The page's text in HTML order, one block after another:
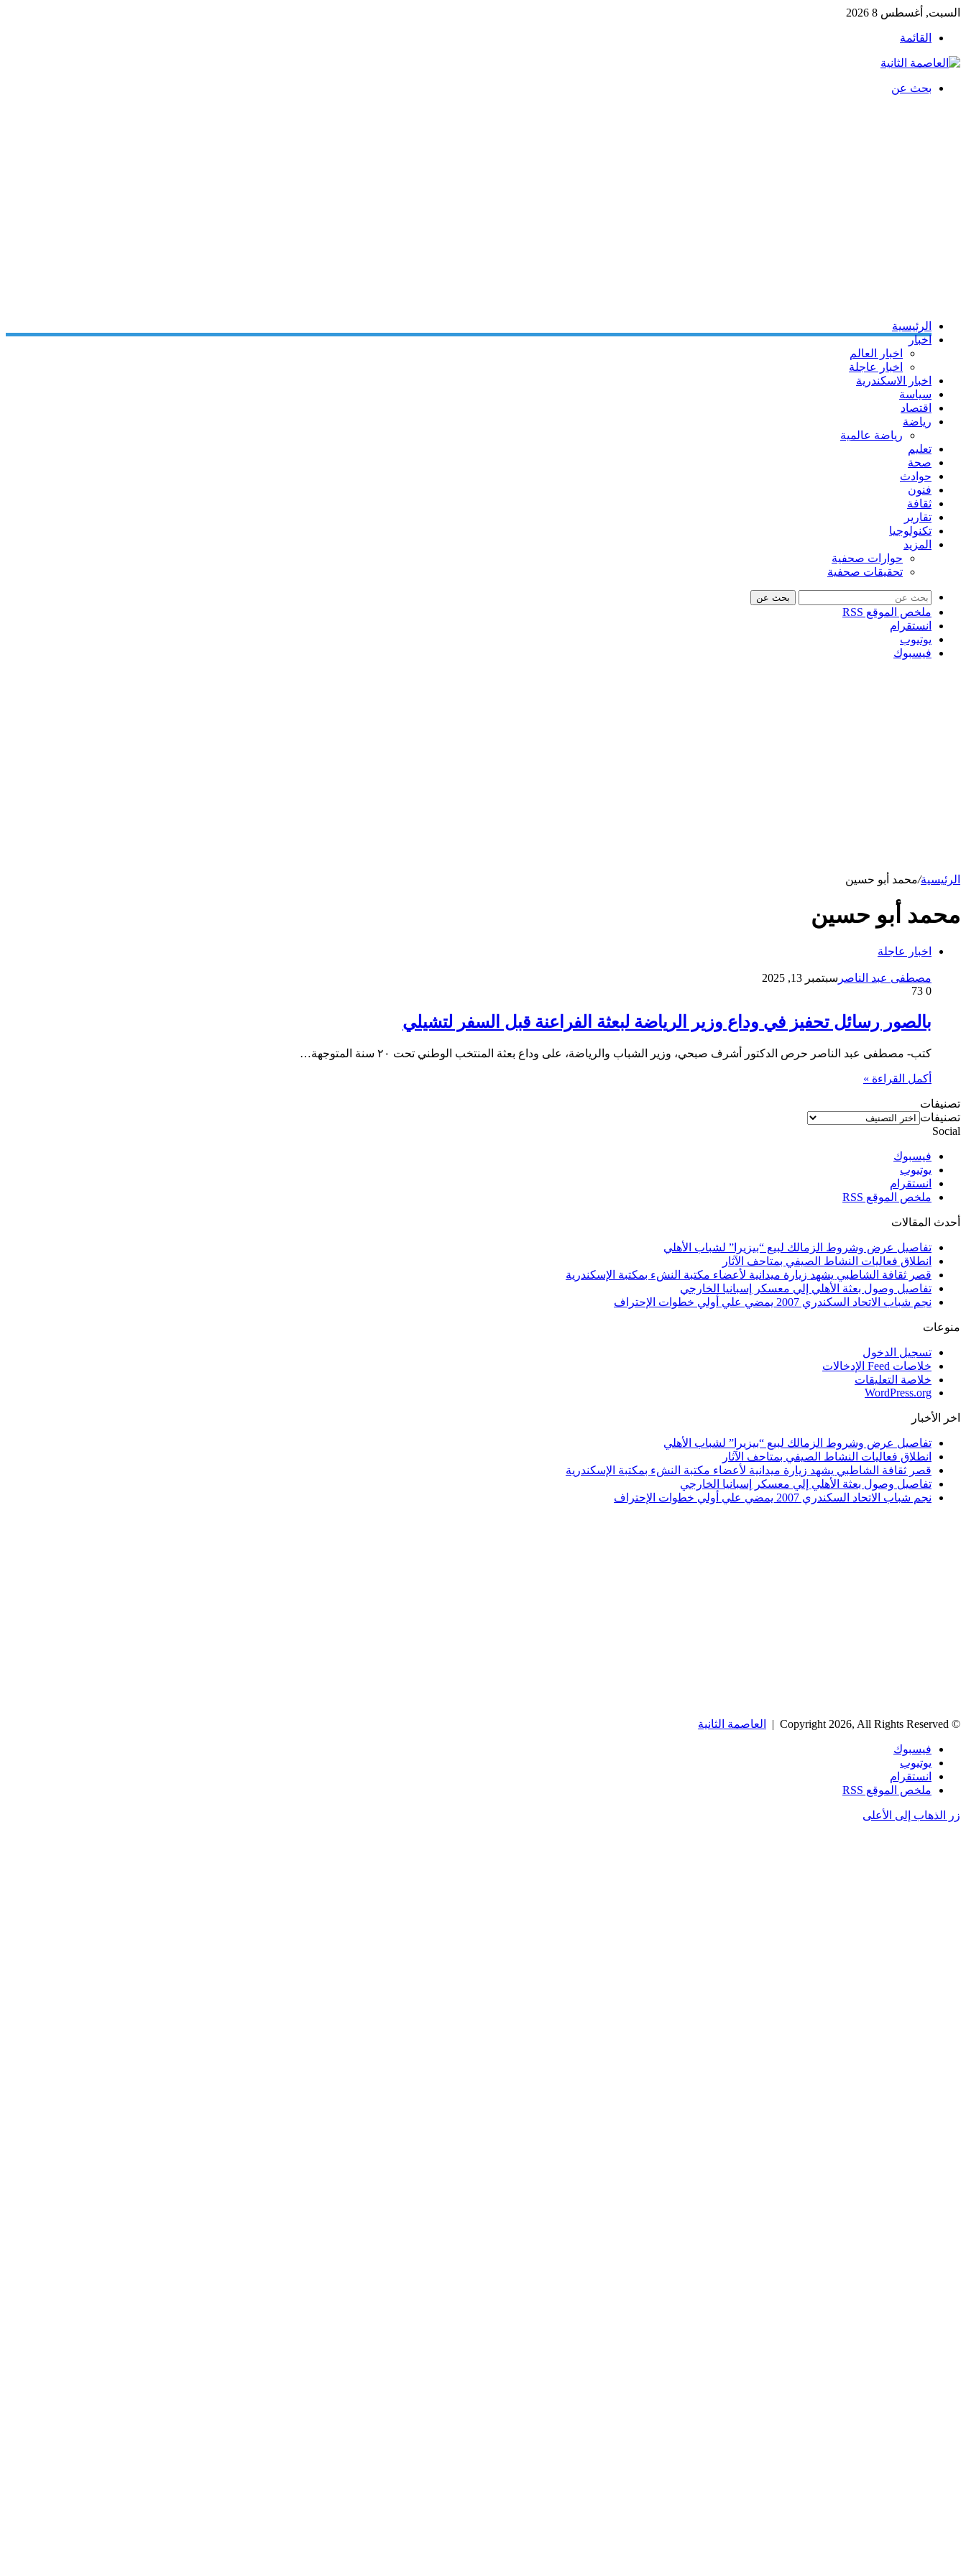
السبت, أغسطس 8 2026
القائمة
بحث عن
الرئيسية
اخبار
اخبار العالم
اخبار عاجلة
اخبار الاسكندرية
سياسة
اقتصاد
رياضة
رياضة عالمية
تعليم
صحة
حوادث
فنون
ثقافة
تقارير
تكنولوجيا
المزيد
حوارات صحفية
تحقيقات صحفية
بحث عن
ملخص الموقع RSS
انستقرام
يوتيوب
فيسبوك
الرئيسية/محمد أبو حسين
محمد أبو حسين
اخبار عاجلة
مصطفى عبد الناصر سبتمبر 13, 2025
0
بالصور رسائل تحفيز في وداع وزير الرياضة لبعثة الفراعنة قبل السفر لتشيلي
كتب- مصطفى عبد الناصر حرص الدكتور أشرف صبحي، وزير الشباب والرياضة، على وداع بعثة المنتخب الوطني تحت ٢٠ سنة المتوجهة…
أكمل القراءة »
تصنيفات
تصنيفات
Social
فيسبوك
يوتيوب
انستقرام
ملخص الموقع RSS
أحدث المقالات
تفاصيل عرض وشروط الزمالك لبيع “بيزيرا” لشباب الأهلي
انطلاق فعاليات النشاط الصيفي بمتاحف الآثار
قصر ثقافة الشاطبي يشهد زيارة ميدانية لأعضاء مكتبة النشء بمكتبة الإسكندرية
تفاصيل وصول بعثة الأهلي إلي معسكر إسبانيا الخارجي
نجم شباب الاتحاد السكندري 2007 يمضي علي أولي خطوات الإحتراف
منوعات
تسجيل الدخول
خلاصات Feed الإدخالات
خلاصة التعليقات
WordPress.org
اخر الأخبار
تفاصيل عرض وشروط الزمالك لبيع “بيزيرا” لشباب الأهلي
انطلاق فعاليات النشاط الصيفي بمتاحف الآثار
قصر ثقافة الشاطبي يشهد زيارة ميدانية لأعضاء مكتبة النشء بمكتبة الإسكندرية
تفاصيل وصول بعثة الأهلي إلي معسكر إسبانيا الخارجي
نجم شباب الاتحاد السكندري 2007 يمضي علي أولي خطوات الإحتراف
© Copyright 2026, All Rights Reserved | العاصمة الثانية
فيسبوك
يوتيوب
انستقرام
ملخص الموقع RSS
زر الذهاب إلى الأعلى